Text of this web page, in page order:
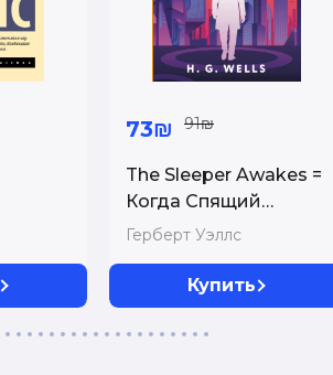
73₪ 91₪
The Sleeper Awakes =
Когда Спящий
проснётся
Герберт Уэллс
Купить